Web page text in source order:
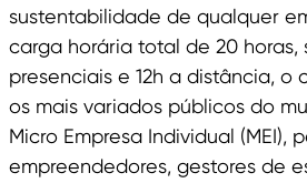
sustentabilidade de qualquer
carga horária total de 20 horas,
presenciais e 12h a distância, o
os mais variados públicos do
Micro Empresa Individual (MEI),
empreendedores, gestores de